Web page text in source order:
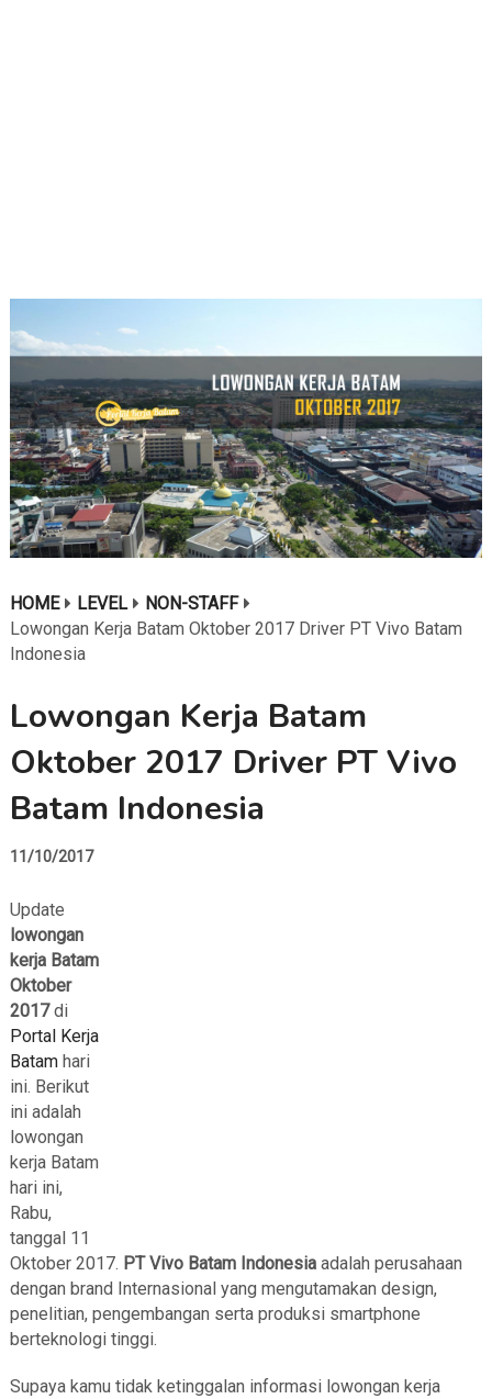
HOME LEVEL
NON-STAFF
Lowongan Kerja Batam Oktober 2017 Driver PT Vivo Batam
Indonesia
Lowongan Kerja Batam
Oktober 2017 Driver PT Vivo
Batam Indonesia
11/10/2017
Update
lowongan
kerja Batam
Oktober
2017di
Portal Kerja
Batamhari
ini. Berikut
ini adalah
lowongan
kerja Batam
hari ini,
Rabu,
tanggal 11
Oktober 2017. PT Vivo Batam Indonesiaadalah perusahaan
dengan brand Internasional yang mengutamakan design,
penelitian, pengembangan serta produksi smartphone
berteknologi tinggi.
Supaya kamu tidak ketinggalan informasi lowongan kerja